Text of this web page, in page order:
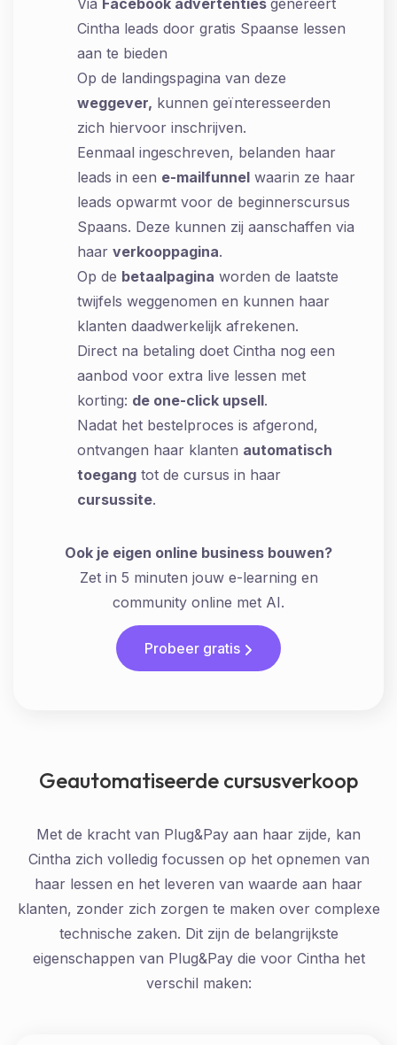
Via Facebook advertenties genereert
Cintha leads door gratis Spaanse lessen
aan te bieden
Op de landingspagina van deze
weggever, kunnen geïnteresseerden
zich hiervoor inschrijven.
Eenmaal ingeschreven, belanden haar
leads in een e-mailfunnel waarin ze haar
leads opwarmt voor de beginnerscursus
Spaans. Deze kunnen zij aanschaffen via
haar verkooppagina.
Op de betaalpagina worden de laatste
twijfels weggenomen en kunnen haar
klanten daadwerkelijk afrekenen.
Direct na betaling doet Cintha nog een
aanbod voor extra live lessen met
korting: de one-click upsell.
Nadat het bestelproces is afgerond,
ontvangen haar klanten automatisch
toegang tot de cursus in haar
cursussite.
Ook je eigen online business bouwen?
Zet in 5 minuten jouw e-learning en
community online met AI.
Probeer gratis
Geautomatiseerde cursusverkoop
Met de kracht van Plug&Pay aan haar zijde, kan
Cintha zich volledig focussen op het opnemen van
haar lessen en het leveren van waarde aan haar
klanten, zonder zich zorgen te maken over complexe
technische zaken. Dit zijn de belangrijkste
eigenschappen van Plug&Pay die voor Cintha het
verschil maken: